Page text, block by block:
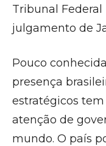
Tribunal Federal
julgamento de
Pouco
presença
estratégicos
atenção de
mundo. O país